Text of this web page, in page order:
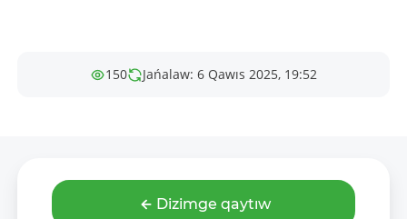
150 Jańalaw: 6 Qawıs 2025, 19:52
Dizimge qaytıw